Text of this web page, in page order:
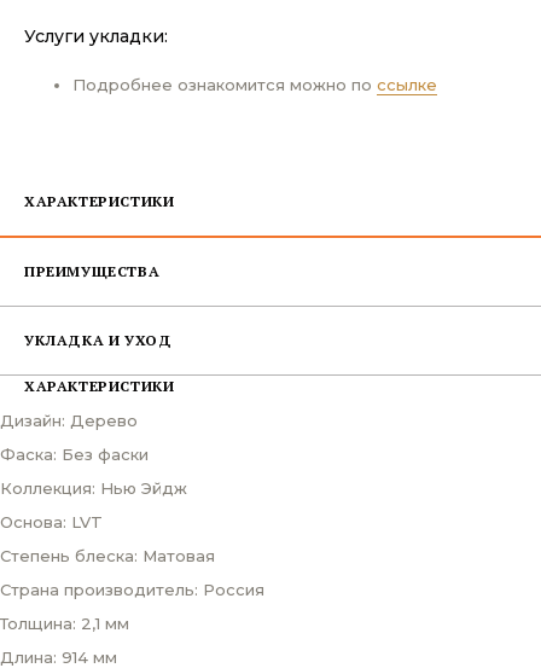
Услуги укладки:
Подробнее ознакомится можно по ссылке
ХАРАКТЕРИСТИКИ
ПРЕИМУЩЕСТВА
УКЛАДКА И УХОД
ХАРАКТЕРИСТИКИ
Дизайн: Дерево
Фаска: Без фаски
Коллекция: Нью Эйдж
Основа: LVT
Степень блеска: Матовая
Страна производитель: Россия
Толщина: 2,1 мм
Длина: 914 мм